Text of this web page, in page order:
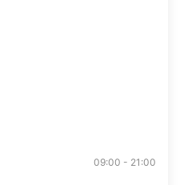
09:00 - 21:00